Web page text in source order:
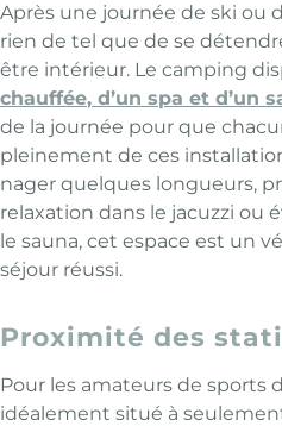
Après une journée de ski ou
rien de tel que de se
être intérieur. Le camping
chauffée, d’un spa et d’un
de la journée pour que
pleinement de ces
nager quelques longueurs,
relaxation dans le jacuzzi ou
le sauna, cet espace est un
séjour réussi.
Proximité des
Pour les amateurs de sports
idéalement situé à